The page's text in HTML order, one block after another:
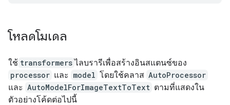
โหลดโมเดล
ใช้ transformers ไลบรารีเพื่อสร้างอินสแตนซ์ของ
processor และ model โดยใช้คลาส AutoProcessor
และ AutoModelForImageTextToText ตามที่แสดงใน
ตัวอย่างโค้ดต่อไปนี้